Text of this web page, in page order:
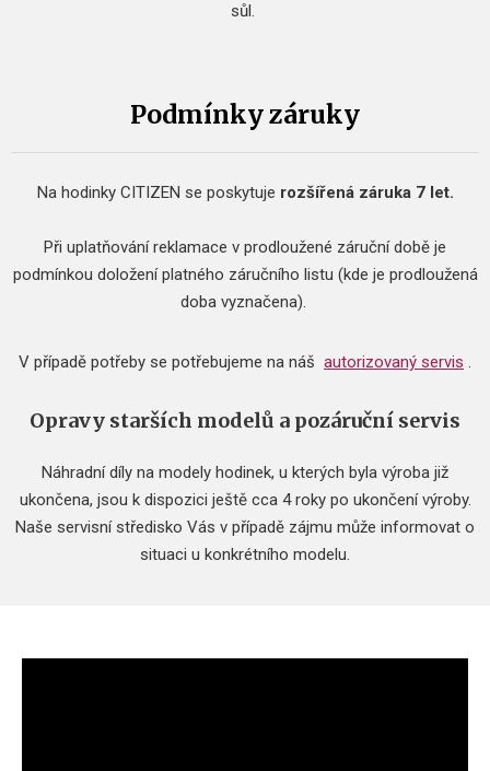
sůl.
Podmínky záruky
Na hodinky CITIZEN se poskytuje rozšířená záruka 7 let.
Při uplatňování reklamace v prodloužené záruční době je
podmínkou doložení platného záručního listu (kde je prodloužená
doba vyznačena).
V případě potřeby se potřebujeme na náš autorizovaný servis .
Opravy starších modelů a pozáruční servis
Náhradní díly na modely hodinek, u kterých byla výroba již
ukončena, jsou k dispozici ještě cca 4 roky po ukončení výroby.
Naše servisní středisko Vás v případě zájmu může informovat o
situaci u konkrétního modelu.